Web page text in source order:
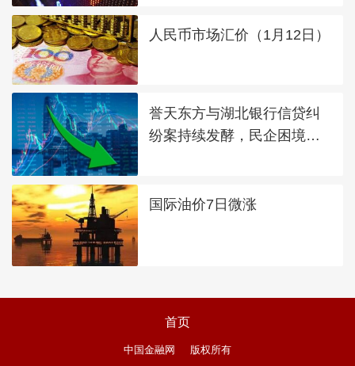
人民币市场汇价（1月12日）
誉天东方与湖北银行信贷纠
纷案持续发酵，民企困境引
国际油价7日微涨
首页
中国金融网 版权所有